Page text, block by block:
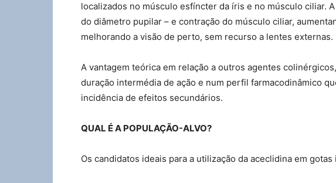
localizados no músculo esfíncter da íris e no músculo ciliar.
do diâmetro pupilar – e contração do músculo ciliar,
melhorando a visão de perto, sem recurso a lentes externas.
A vantagem teórica em relação a outros agentes
duração intermédia de ação e num perfil farmacodinâmico
incidência de efeitos secundários.
QUAL É A POPULAÇÃO-ALVO?
Os candidatos ideais para a utilização da aceclidina em gotas